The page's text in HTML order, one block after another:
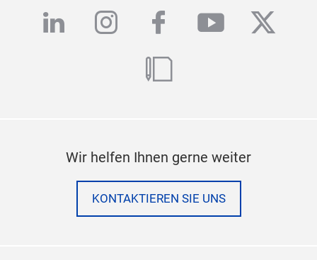
linkedininstagram
facebook
youtube
blog
Wir helfen Ihnen gerne weiter
KONTAKTIEREN SIE UNS